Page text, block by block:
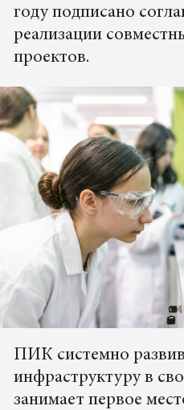
году подписано
реализации
проектов.
ПИК системно
инфраструктуру в
занимает первое